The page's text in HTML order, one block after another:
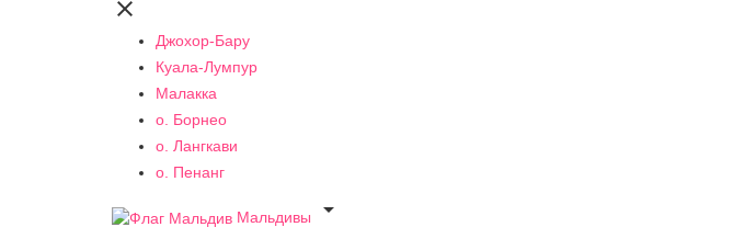

Джохор-Бару
Куала-Лумпур
Малакка
о. Борнео
о. Лангкави
о. Пенанг
Мальдивы
